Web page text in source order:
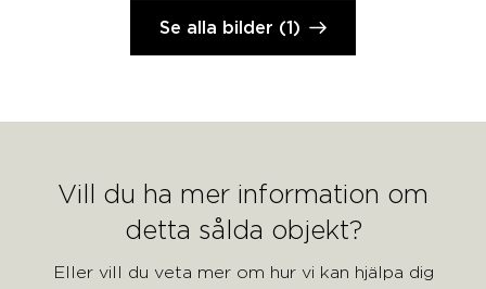
Se alla bilder (1)
Vill du ha mer information om
detta sålda objekt?
Eller vill du veta mer om hur vi kan hjälpa dig